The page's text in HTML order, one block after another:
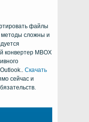
файлы
методы сложны и
конвертер MBOX
Скачать
сейчас и